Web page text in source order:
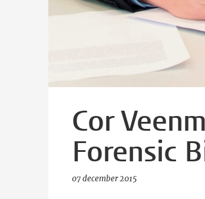
Cor
Forensic
07 december 2015